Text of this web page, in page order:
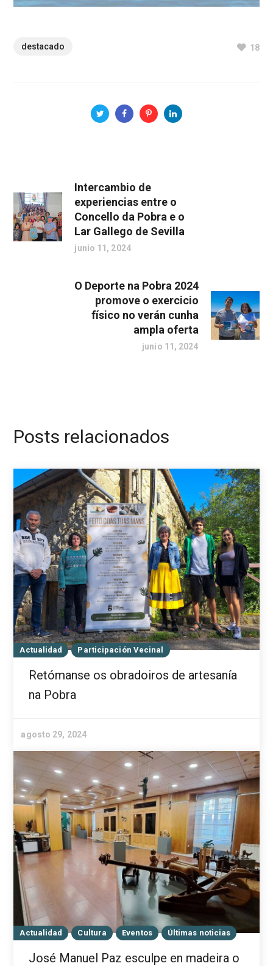
destacado 18
Intercambio de
experiencias entre o
Concello da Pobra e o
Lar Gallego de Sevilla
junio 11, 2024
O Deporte na Pobra 2024
promove o exercicio
físico no verán cunha
ampla oferta
junio 11, 2024
Posts relacionados
Actualidad Participación Vecinal
Retómanse os obradoiros de artesanía
na Pobra
agosto 29, 2024
Actualidad Cultura Eventos Últimas noticias
José Manuel Paz esculpe en madeira o